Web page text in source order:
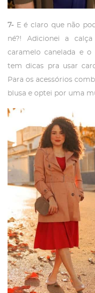
7- E é claro que não
né?! Adicionei a
caramelo canelada e
tem dicas pra usar
Para os acessórios
blusa e optei por uma